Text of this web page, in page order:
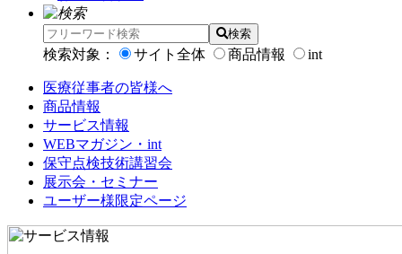
検索
検索対象： サイト全体 商品情報 int
医療従事者の皆様へ
商品情報
サービス情報
WEBマガジン・int
保守点検技術講習会
展示会・セミナー
ユーザー様限定ページ